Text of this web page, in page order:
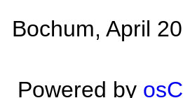
Bochum, April
Powered by